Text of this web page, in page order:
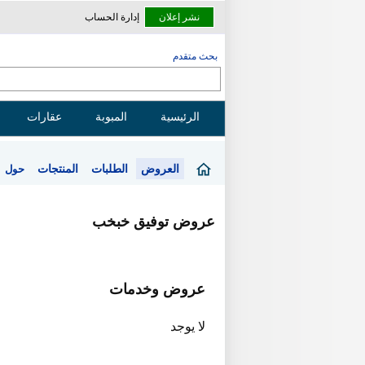
نشر إعلان إدارة الحساب
بحث متقدم
الرئيسية المبوبة عقارات
العروض الطلبات المنتجات حول
عروض توفيق خبخب
عروض وخدمات
لا يوجد